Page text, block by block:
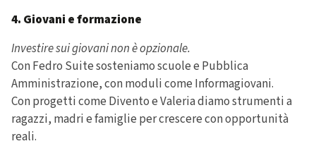
4. Giovani e formazione
Investire sui giovani non è opzionale.
Con Fedro Suite sosteniamo scuole e Pubblica
Amministrazione, con moduli come Informagiovani.
Con progetti come Divento e Valeria diamo strumenti a
ragazzi, madri e famiglie per crescere con opportunità
reali.